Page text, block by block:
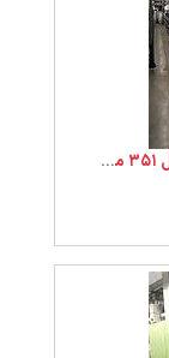
خط ریسندگی پنبه ای رینگ زینسر مدل ۳۵۱ متصل به اتو کونر اشلاف هورس